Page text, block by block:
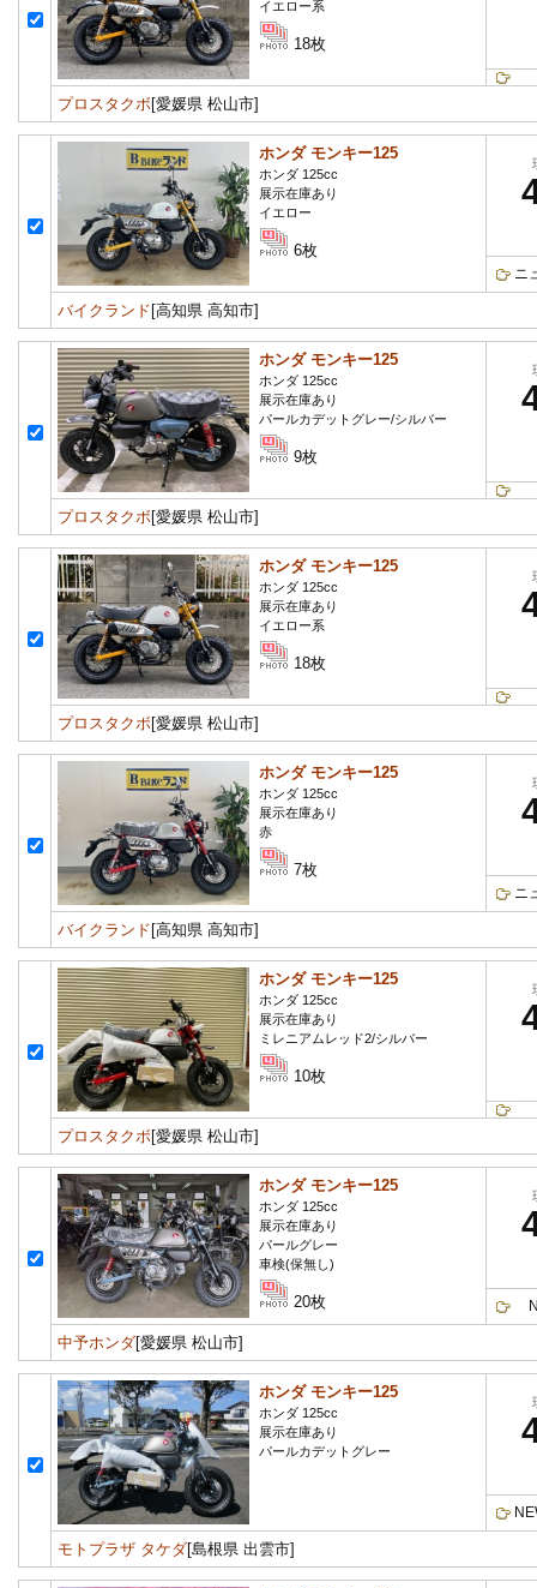
イエロー系
18枚
プロスタクボ[愛媛県 松山市]
ホンダ モンキー125
ホンダ 125cc
展示在庫あり
イエロー
6枚
ニ
バイクランド [高知県 高知市]
ホンダ モンキー125
ホンダ 125cc
展示在庫あり
パールカデットグレー/シルバー
9枚
プロスタクボ[愛媛県 松山市]
ホンダ モンキー125
ホンダ 125cc
展示在庫あり
イエロー系
18枚
プロスタクボ[愛媛県 松山市]
ホンダ モンキー125
ホンダ 125cc
展示在庫あり
赤
7枚
ニ
バイクランド [高知県 高知市]
ホンダ モンキー125
ホンダ 125cc
展示在庫あり
ミレニアムレッド2/シルバー
10枚
プロスタクボ[愛媛県 松山市]
ホンダ モンキー125
ホンダ 125cc
展示在庫あり
パールグレー
車検(保無し)
20枚
中予ホンダ[愛媛県 松山市]
ホンダ モンキー125
ホンダ 125cc
展示在庫あり
パールカデットグレー
モトプラザ タケダ[島根県 出雲市]